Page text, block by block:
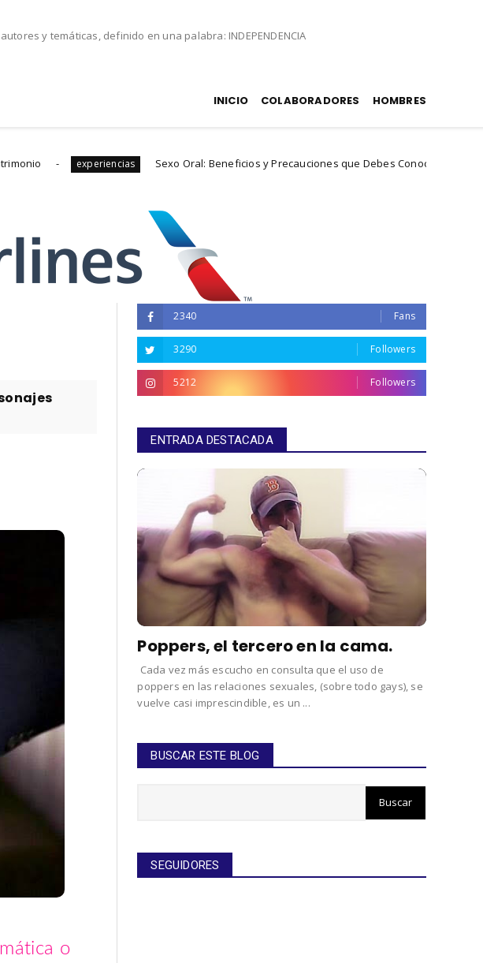
y temáticas, definido en una palabra: INDEPENDENCIA
INICIO COLABORADORES HOMBRES
experiencias Sexo Oral: Beneficios y Precauciones que Debes Conocer experiencias
o
2340 Fans
3290 Followers
5212 Followers
ENTRADA DESTACADA
Poppers, el tercero en la cama.
Cada vez más escucho en consulta que el uso de
poppers en las relaciones sexuales, (sobre todo gays), se
vuelve casi imprescindible, es un ...
BUSCAR ESTE BLOG
SEGUIDORES